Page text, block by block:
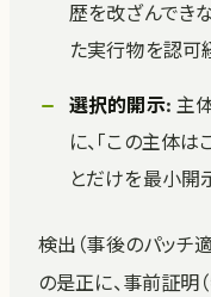
歴を改ざんでき
た実行物を認可
選択的開示: 主
に、「この主体
とだけを最小開
検出（事後のパッチ
の是正に、事前証明